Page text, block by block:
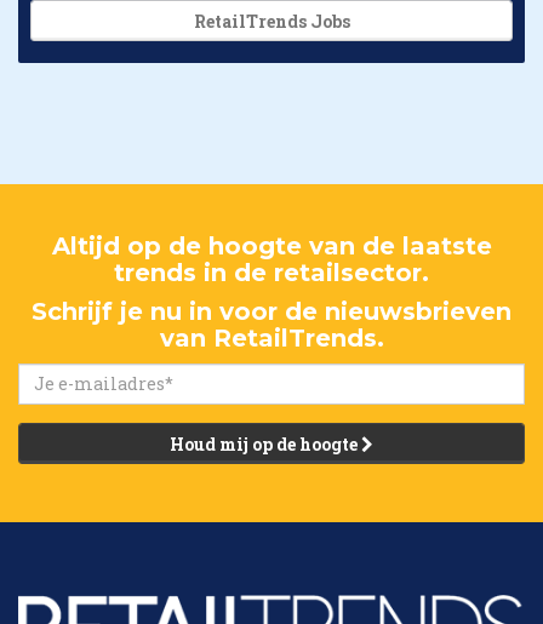
RetailTrends Jobs
Altijd op de hoogte van de laatste
trends in de retailsector.
Schrijf je nu in voor de nieuwsbrieven
van RetailTrends.
Houd mij op de hoogte